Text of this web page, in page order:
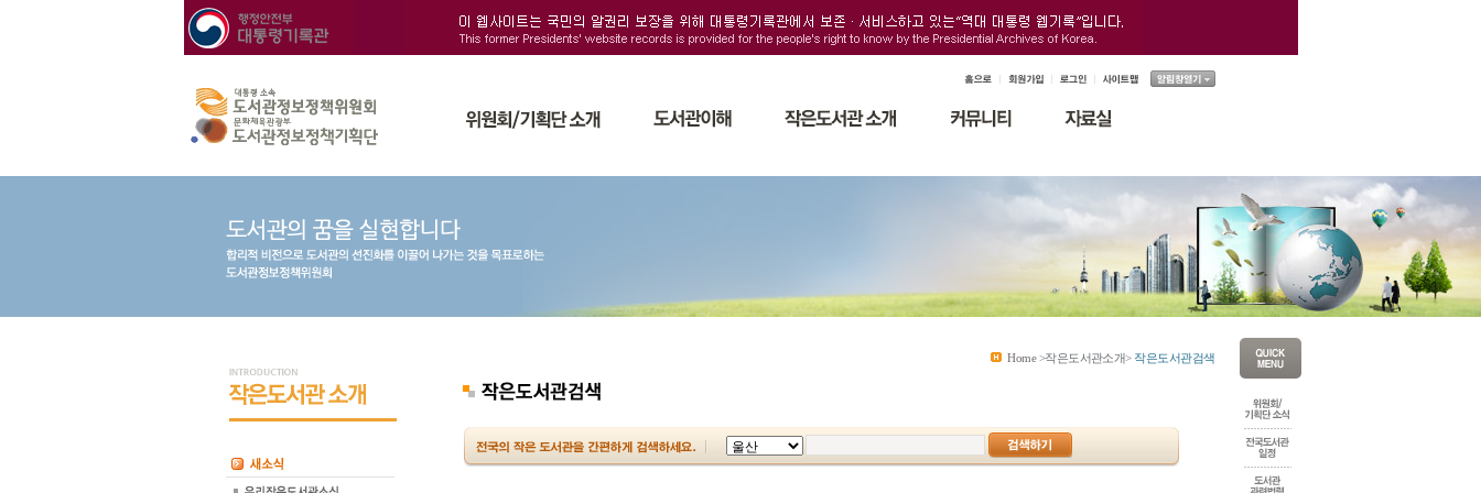
Home>작은도서관소개> 작은도서관검색